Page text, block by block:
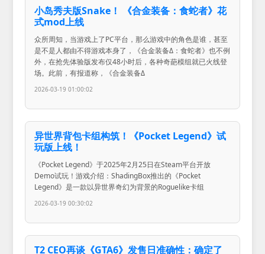
小岛秀夫版Snake！ 《合金装备：食蛇者》花
式mod上线
众所周知，当游戏上了PC平台，那么游戏中的角色是谁，甚至
是不是人都由不得游戏本身了，《合金装备Δ：食蛇者》也不例
外，在抢先体验版发布仅48小时后，各种奇葩模组就已火线登
场。此前，有报道称，《合金装备Δ
2026-03-19 01:00:02
异世界背包卡组构筑！《Pocket Legend》试
玩版上线！
《Pocket Legend》于2025年2月25日在Steam平台开放
Demo试玩！游戏介绍：ShadingBox推出的《Pocket
Legend》是一款以异世界奇幻为背景的Roguelike卡组
2026-03-19 00:30:02
T2 CEO再谈《GTA6》发售日准确性：确定了